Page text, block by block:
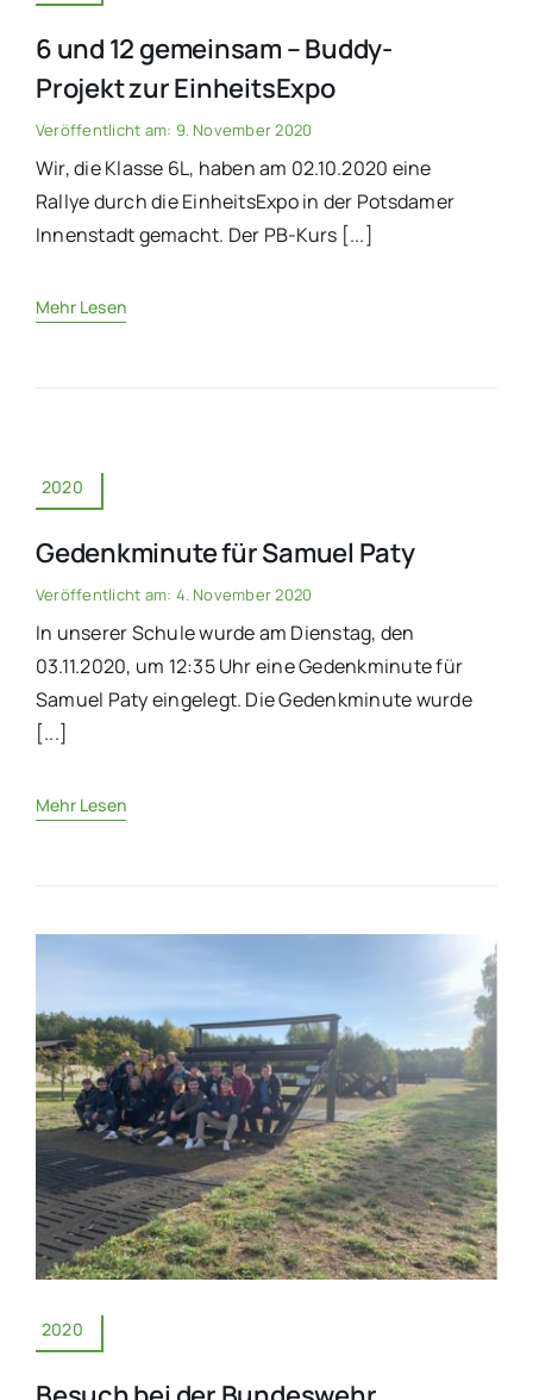
6 und 12 gemeinsam – Buddy-
Projekt zur EinheitsExpo
Veröffentlicht am: 9. November 2020
Wir, die Klasse 6L, haben am 02.10.2020 eine
Rallye durch die EinheitsExpo in der Potsdamer
Innenstadt gemacht. Der PB-Kurs [...]
Mehr Lesen
2020
Gedenkminute für Samuel Paty
Veröffentlicht am: 4. November 2020
In unserer Schule wurde am Dienstag, den
03.11.2020, um 12:35 Uhr eine Gedenkminute für
Samuel Paty eingelegt. Die Gedenkminute wurde
[...]
Mehr Lesen
2020